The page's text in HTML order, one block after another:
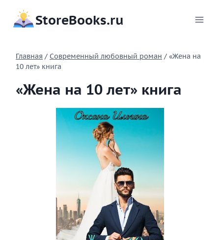
содержимому
StoreBooks.ru
Главная / Современный любовный роман / «Жена на
10 лет» книга
«Жена на 10 лет» книга